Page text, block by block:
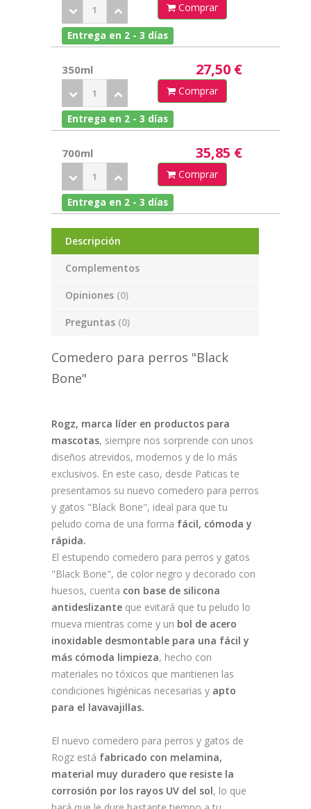
Comprar
Entrega en 2 - 3 días
350ml 27,50 €
Comprar
Entrega en 2 - 3 días
700ml 35,85 €
Comprar
Entrega en 2 - 3 días
Descripción
Complementos
Opiniones (0)
Preguntas (0)
Comedero para perros "Black
Bone"
Rogz, marca líder en productos para
mascotas, siempre nos sorprende con unos
diseños atrevidos, modernos y de lo más
exclusivos. En este caso, desde Paticas te
presentamos su nuevo comedero para perros
y gatos "Black Bone", ideal para que tu
peludo coma de una forma fácil, cómoda y
rápida.
El estupendo comedero para perros y gatos
"Black Bone", de color negro y decorado con
huesos, cuenta con base de silicona
antideslizante que evitará que tu peludo lo
mueva mientras come y un bol de acero
inoxidable desmontable para una fácil y
más cómoda limpieza, hecho con
materiales no tóxicos que mantienen las
condiciones higiénicas necesarias y apto
para el lavavajillas.
El nuevo comedero para perros y gatos de
Rogz está fabricado con melamina,
material muy duradero que resiste la
corrosión por los rayos UV del sol, lo que